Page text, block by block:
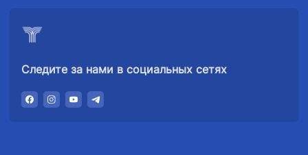
Следите за нами в социальных сетях